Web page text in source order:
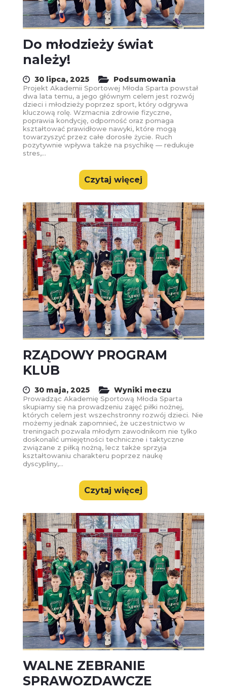
Do młodzieży świat
należy!
30 lipca, 2025 Podsumowania
Projekt Akademii Sportowej Młoda Sparta powstał
dwa lata temu, a jego głównym celem jest rozwój
dzieci i młodzieży poprzez sport, który odgrywa
kluczową rolę. Wzmacnia zdrowie fizyczne,
poprawia kondycję, odporność oraz pomaga
kształtować prawidłowe nawyki, które mogą
towarzyszyć przez całe dorosłe życie. Ruch
pozytywnie wpływa także na psychikę — redukuje
stres,...
Czytaj więcej
RZĄDOWY PROGRAM
KLUB
30 maja, 2025 Wyniki meczu
Prowadząc Akademię Sportową Młoda Sparta
skupiamy się na prowadzeniu zajęć piłki nożnej,
których celem jest wszechstronny rozwój dzieci. Nie
możemy jednak zapomnieć, że uczestnictwo w
treningach pozwala młodym zawodnikom nie tylko
doskonalić umiejętności techniczne i taktyczne
związane z piłką nożną, lecz także sprzyja
kształtowaniu charakteru poprzez naukę
dyscypliny,...
Czytaj więcej
WALNE ZEBRANIE
SPRAWOZDAWCZE